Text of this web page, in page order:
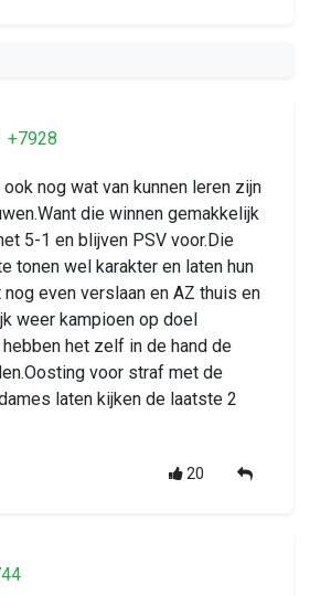
+7928
nog wat van kunnen leren zijn
die winnen gemakkelijk
5-1 en blijven PSV voor.Die
tonen wel karakter en laten hun
even verslaan en AZ thuis en
weer kampioen op doel
het zelf in de hand de
voor straf met de
laten kijken de laatste 2
20